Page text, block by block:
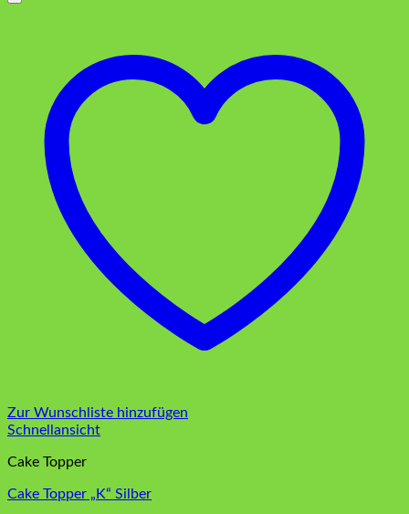
Zur Wunschliste hinzufügen
Schnellansicht
Cake Topper
Cake Topper „K“ Silber